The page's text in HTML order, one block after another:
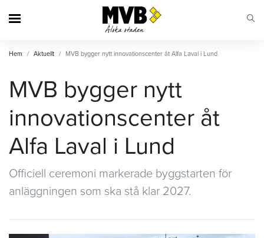
Hem Aktuellt MVB bygger nytt innovationscenter åt Alfa Laval i Lund
MVB bygger nytt
innovationscenter åt
Alfa Laval i Lund
Officiell ceremoni markerade byggstarten för
anläggningen som ska stå klar 2027.